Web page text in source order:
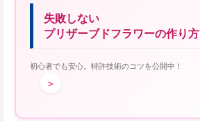
失敗しない
プリザーブドフラワーの作り方
初心者でも安心。特許技術のコツを公開中！
＞